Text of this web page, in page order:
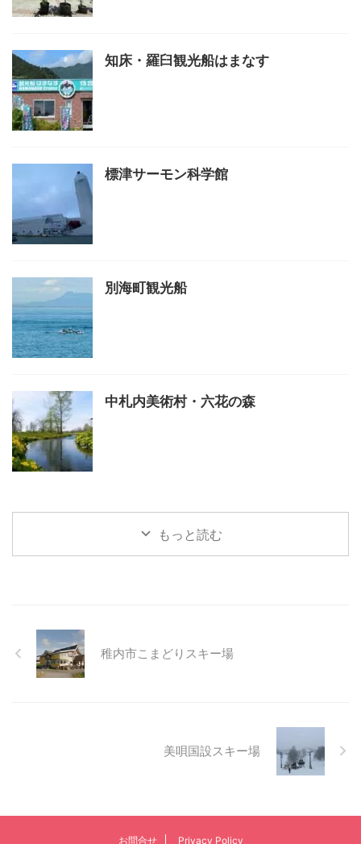
知床・羅臼観光船はまなす
標津サーモン科学館
別海町観光船
中札内美術村・六花の森
もっと読む
稚内市こまどりスキー場
美唄国設スキー場
お問合せ Privacy Policy